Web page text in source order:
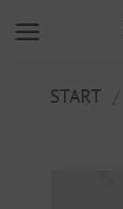
Inhalt
START